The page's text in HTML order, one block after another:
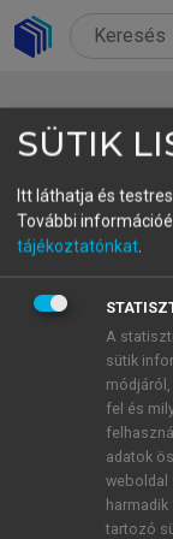
3.3.3.
integrált
A nemzetközi
szolgál
amelyet az
Destination”
a
SÜTIK
Itt láthatja és
További
tájékoztatónkat.
A
sütik
fel és
adatok
weboldal
tartozó